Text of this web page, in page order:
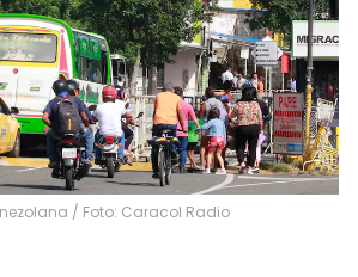
/ Foto: Caracol Radio